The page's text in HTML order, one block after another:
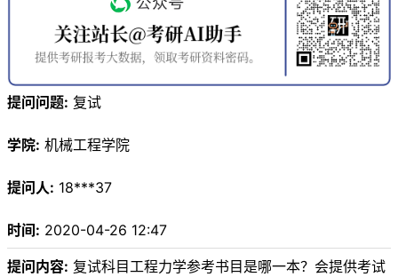
提问问题: 复试
学院: 机械工程学院
提问人: 18***37
时间: 2020-04-26 12:47
提问内容: 复试科目工程力学参考书目是哪一本？会提供考试